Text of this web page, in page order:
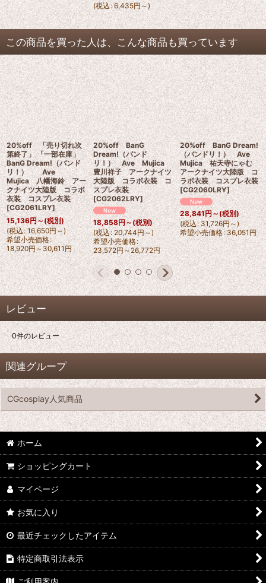
(税込: 6,435円～)
この商品を買った人は、こんな商品も買っています
20%off 「売り切れ次
第終了」 「一部在庫」
BanG Dream!（バンド
リ！） Ave
Mujica 八幡海鈴 アー
クナイツ大陸版 コラボ
衣装 コスプレ衣装
[CG2061LRY]
15,136円～(税別)
(税込 : 16,650円～)
希望小売価格:
18,920円～30,611円
20%off BanG
Dream!（バンド
リ！） Ave Mujica
豊川祥子 アークナイツ
大陸版 コラボ衣装 コ
スプレ衣装
[CG2062LRY]
18,858円～(税別)
(税込: 20,744円～)
希望小売価格:
23,572円～26,772円
20%off BanG Dream!
（バンドリ！） Ave
Mujica 祐天寺にゃむ
アークナイツ大陸版 コ
ラボ衣装 コスプレ衣装
[CG2060LRY]
28,841円～(税別)
(税込: 31,726円～)
希望小売価格: 36,051円
レビュー
0件のレビュー
関連グループ
CGcosplay人気商品
ホーム
ショッピングカート
マイページ
お気に入り
最近チェックしたアイテム
特定商取引法表示